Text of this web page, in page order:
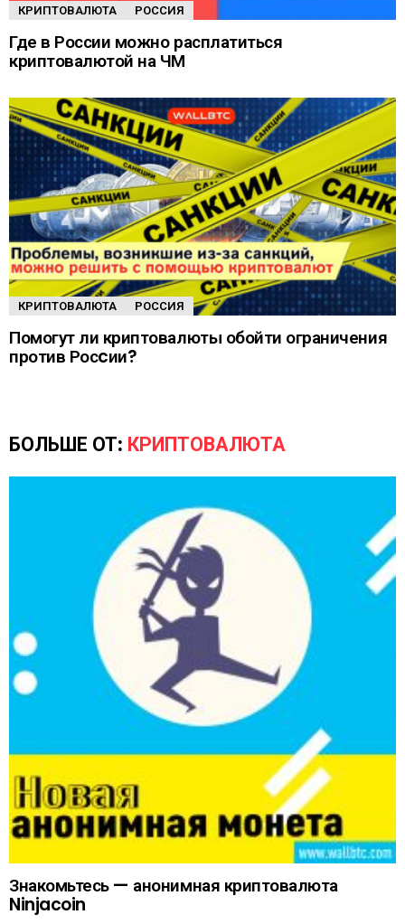
КРИПТОВАЛЮТА РОССИЯ
Где в России можно расплатиться
криптовалютой на ЧМ
КРИПТОВАЛЮТА РОССИЯ
Помогут ли криптовалюты обойти ограничения
против Росcии?
БОЛЬШЕ ОТ: КРИПТОВАЛЮТА
Знакомьтесь — анонимная криптовалюта
Ninjacoin